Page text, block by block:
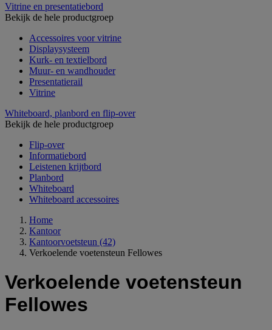
Vitrine en presentatiebord
Bekijk de hele productgroep
Accessoires voor vitrine
Displaysysteem
Kurk- en textielbord
Muur- en wandhouder
Presentatierail
Vitrine
Whiteboard, planbord en flip-over
Bekijk de hele productgroep
Flip-over
Informatiebord
Leistenen krijtbord
Planbord
Whiteboard
Whiteboard accessoires
Home
Kantoor
Kantoorvoetsteun (42)
Verkoelende voetensteun Fellowes
Verkoelende voetensteun
Fellowes